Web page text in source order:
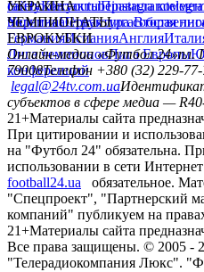
сайтуКонтактыПравила
политикаСтруктура
facebookxyoutubeinstagram
УКРАИНА
УкраинаПервая лигаВторая
ЧЕМПИОНАТЫ
ГерманияИспанияАнглия
ЕВРОКУБКИ
Лига чемпионовЛига Европы
конференций
Онлайн-медиа «Футбол 24»пл.
79008Телефон +380 (32) 229-
legal@24tv.com.ua
субъектов в сфере медиа —
21+Материалы сайта
При цитировании и
на "Футбол 24" обязательна.
использовании в сети
football24.ua
обязательное.
"Спецпроект", "Партнерский
компаний" публикуем на
21+Материалы сайта
Все права защищены. © 2005 -
"Телерадиокомпания Люкс".